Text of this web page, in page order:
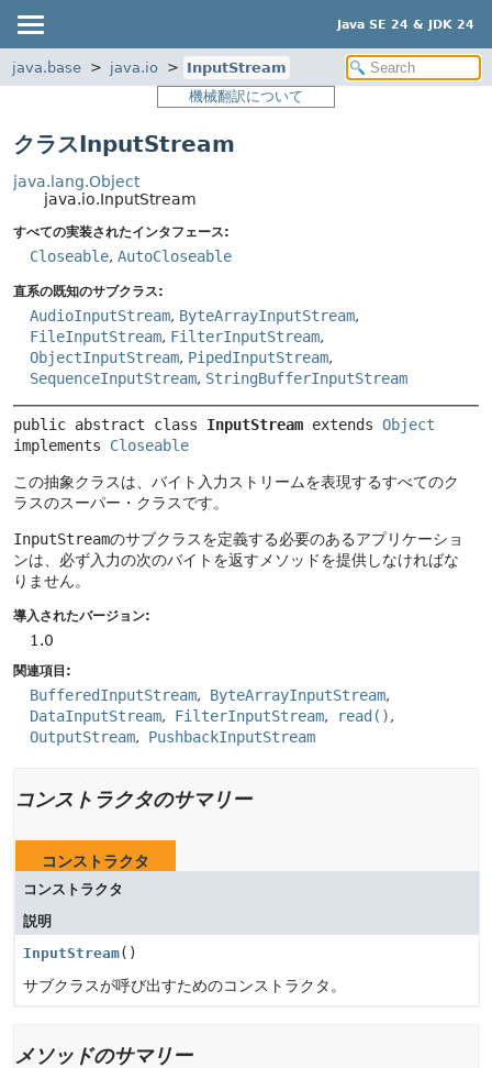
Java SE 24 & JDK 24
java.base java.io
InputStream
機械翻訳について
クラスInputStream
java.lang.Object
java.io.InputStream
すべての実装されたインタフェース:
Closeable, AutoCloseable
直系の既知のサブクラス:
AudioInputStream, ByteArrayInputStream,
FileInputStream, FilterInputStream,
ObjectInputStream, PipedInputStream,
SequenceInputStream, StringBufferInputStream
public abstract class InputStream extends Object
implements Closeable
この抽象クラスは、バイト入力ストリームを表現するすべてのク
ラスのスーパー・クラスです。
InputStreamのサブクラスを定義する必要のあるアプリケーショ
ンは、必ず入力の次のバイトを返すメソッドを提供しなければな
りません。
導入されたバージョン:
1.0
関連項目:
BufferedInputStream
ByteArrayInputStream
DataInputStream
FilterInputStream
read()
OutputStream
PushbackInputStream
コンストラクタのサマリー
コンストラクタ
コンストラクタ
説明
InputStream()
サブクラスが呼び出すためのコンストラクタ。
メソッドのサマリー